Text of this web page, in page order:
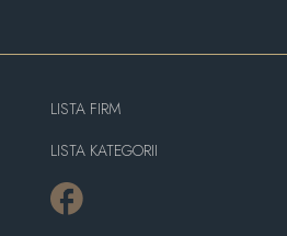
LISTA FIRM
LISTA KATEGORII